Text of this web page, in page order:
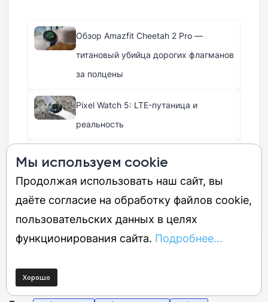
Обзор Amazfit Cheetah 2 Pro —
титановый убийца дорогих флагманов
за полцены
Pixel Watch 5: LTE-путаница и
реальность
Ошибка в AirDrop и Quick Share
теперь угрожает миллиардам iPhone,
смартфонов на Android и ноутбуков
Мы используем cookie
Продолжая использовать наш сайт, вы
даёте согласие на обработку файлов cookie,
пользовательских данных в целях
функционирования сайта. Подробнее...